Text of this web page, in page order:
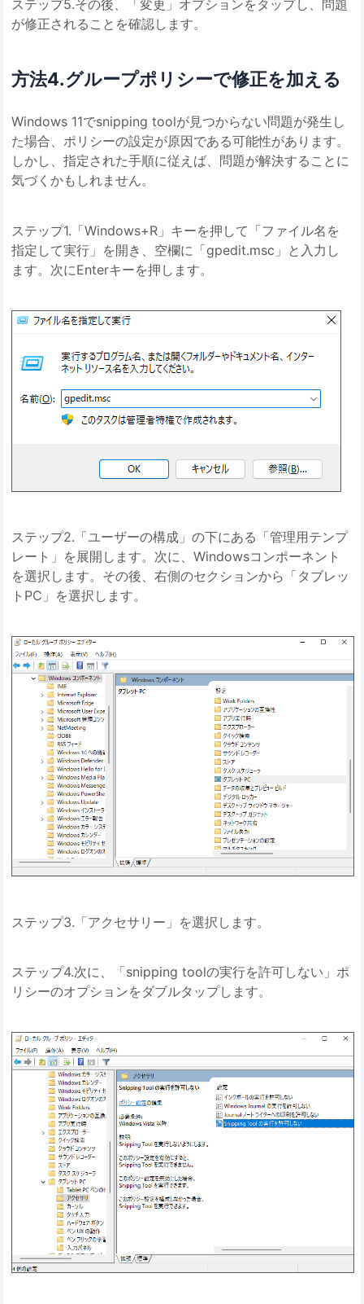
ステップ5.その後、「変更」オプションをタップし、問題
が修正されることを確認します。
方法4.グループポリシーで修正を加える
Windows 11でsnipping toolが見つからない問題が発生し
た場合、ポリシーの設定が原因である可能性があります。
しかし、指定された手順に従えば、問題が解決することに
気づくかもしれません。
ステップ1.「Windows+R」キーを押して「ファイル名を
指定して実行」を開き、空欄に「gpedit.msc」と入力し
ます。次にEnterキーを押します。
ステップ2.「ユーザーの構成」の下にある「管理用テンプ
レート」を展開します。次に、Windowsコンポーネント
を選択します。その後、右側のセクションから「タブレッ
トPC」を選択します。
ステップ3.「アクセサリー」を選択します。
ステップ4.次に、「snipping toolの実行を許可しない」ポ
リシーのオプションをダブルタップします。